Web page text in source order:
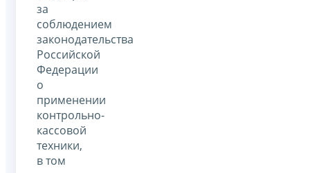
за
соблюдением
законодательства
Российской
Федерации
о
применении
контрольно-
кассовой
техники,
в том